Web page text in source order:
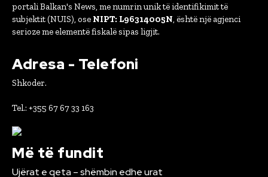
portali Balkan's News, me numrin unik të identifikimit të
subjektit (NUIS), ose NIPT: L96314005N, është një agjenci
serioze me elementë fiskalë sipas ligjit.
Adresa - Telefoni
Shkoder.
Tel.: +355 67 67 33 163
Më të fundit
Ujërat e qeta – shëmbin edhe urat